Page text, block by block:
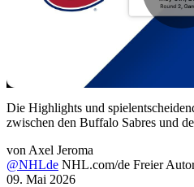
Die Highlights und
zwischen den Buffalo Sabres und
von Axel Jeroma
@NHLde NHL.com/de Freier
09. Mai 2026